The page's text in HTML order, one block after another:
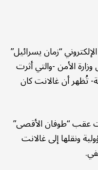
“زمان يسرائيل”
الأمن -والتي أثرت
تُظهر أن غالانت كان
عقب “طوفان الأقصى”
ونقلها إلى غالانت